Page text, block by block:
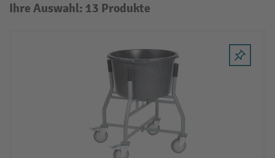
Ihre Auswahl: 13 Produkte